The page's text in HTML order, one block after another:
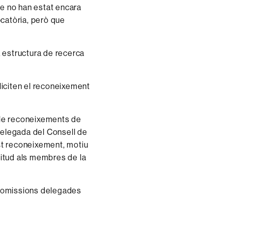
no han estat encara
però que
estructura de recerca
el reconeixement
reconeixements de
del Consell de
reconeixement, motiu
als membres de la
delegades